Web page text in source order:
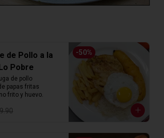
-50%
de Pollo a la
Pobre
de pollo
papas fritas
frito y huevo.